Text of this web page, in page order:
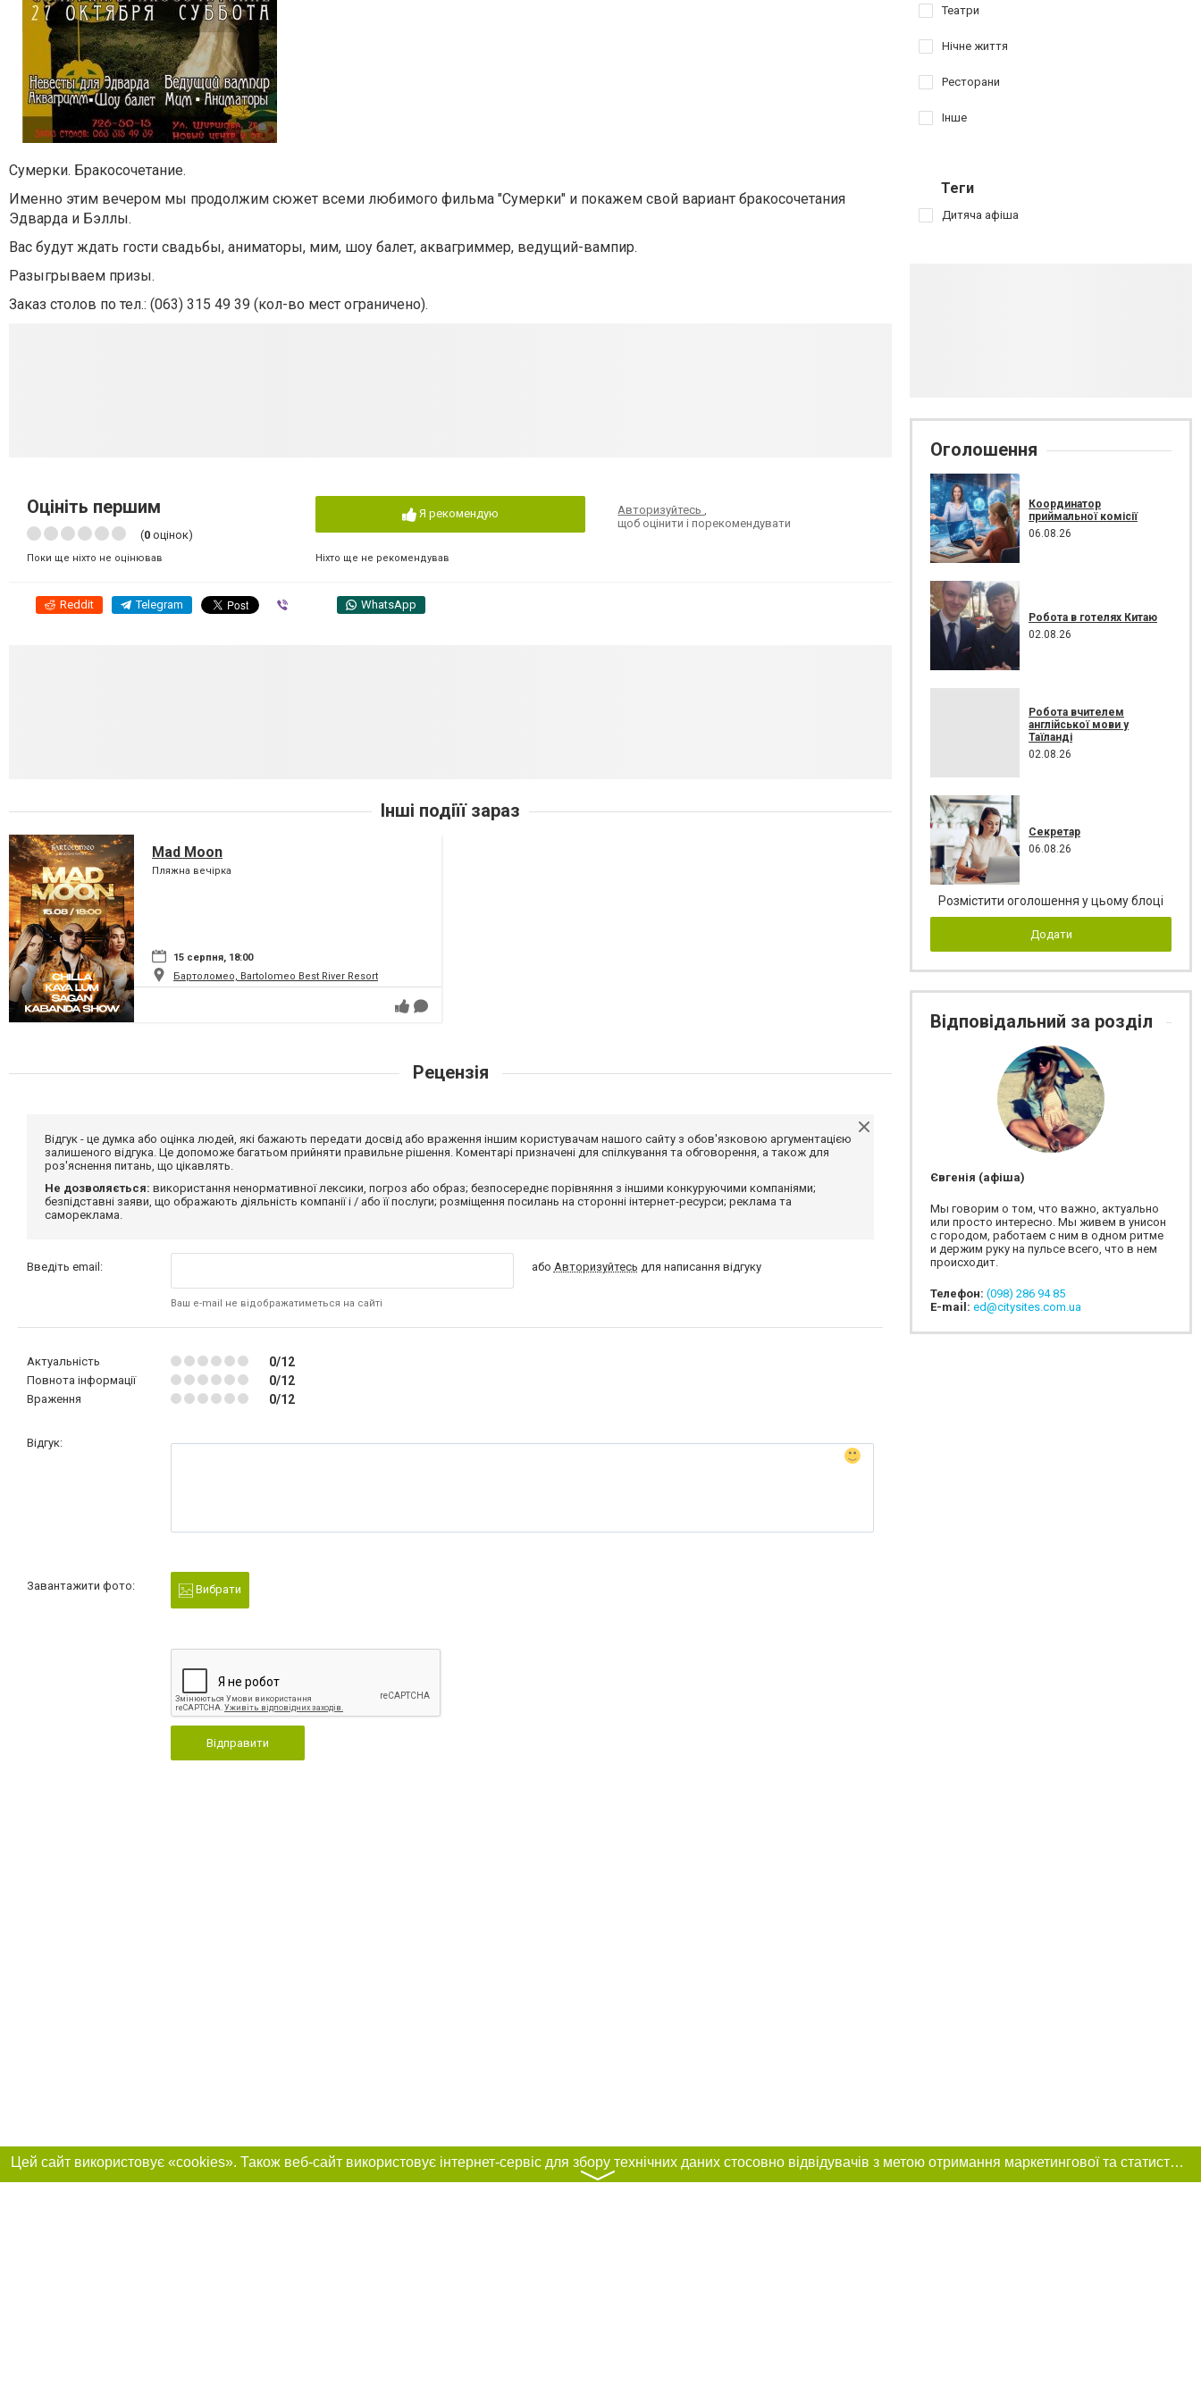
Сумерки. Бракосочетание.
Именно этим вечером мы продолжим сюжет всеми любимого фильма "Сумерки" и покажем свой вариант бракосочетания
Эдварда и Бэллы.
Вас будут ждать гости свадьбы, аниматоры, мим, шоу балет, аквагриммер, ведущий-вампир.
Разыгрываем призы.
Заказ столов по тел.: (063) 315 49 39 (кол-во мест ограничено).
Оцініть першим
(0 оцінок)
Поки ще ніхто не оцінював
Я рекомендую
Ніхто ще не рекомендував
Авторизуйтесь,
щоб оцінити і порекомендувати
Reddit Telegram WhatsApp
Інші подіїї зараз
Mad Moon
Пляжна вечірка
15 серпня, 18:00
Бартоломео, Bartolomeo Best River Resort
Рецензія
Відгук - це думка або оцінка людей, які бажають передати досвід або враження іншим користувачам нашого сайту з обов'язковою аргументацією
залишеного відгука. Це допоможе багатьом прийняти правильне рішення. Коментарі призначені для спілкування та обговорення, а також для
роз'яснення питань, що цікавлять.
Не дозволяється: використання ненормативної лексики, погроз або образ; безпосереднє порівняння з іншими конкуруючими компаніями;
безпідставні заяви, що ображають діяльність компанії і / або її послуги; розміщення посилань на сторонні інтернет-ресурси; реклама та
самореклама.
Введіть email:
Ваш e-mail не відображатиметься на сайті
або Авторизуйтесь для написання відгуку
Актуальність 0/12
Повнота інформації 0/12
Враження 0/12
Відгук:
Завантажити фото: Вибрати
Відправити
Театри
Нічне життя
Ресторани
Інше
Теги
Дитяча афіша
Оголошення
Координатор
приймальної комісії
06.08.26
Робота в готелях Китаю
02.08.26
Робота вчителем
англійської мови у
Таїланді
02.08.26
Секретар
06.08.26
Розмістити оголошення у цьому блоці
Додати
Відповідальний за розділ
Євгенія (афіша)
Мы говорим о том, что важно, актуально
или просто интересно. Мы живем в унисон
с городом, работаем с ним в одном ритме
и держим руку на пульсе всего, что в нем
происходит.
Телефон: (098) 286 94 85
E-mail: ed@citysites.com.ua
Цей сайт використовує «cookies». Також веб-сайт використовує інтернет-сервіс для збору технічних даних стосовно відвідувачів з метою отримання маркетингової та статистичної інформації. Умови обробки даних відвідувачів сайту див.
〉